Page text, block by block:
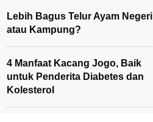
Lebih Bagus Telur Ayam Negeri
atau Kampung?
4 Manfaat Kacang Jogo, Baik
untuk Penderita Diabetes dan
Kolesterol